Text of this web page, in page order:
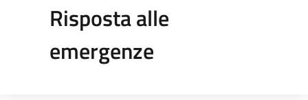
Risposta alle
emergenze